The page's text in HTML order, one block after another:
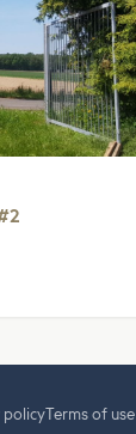
policyTerms of use